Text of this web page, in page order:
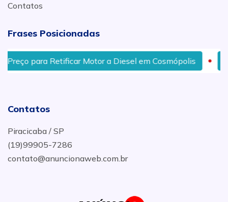
Contatos
Frases Posicionadas
para Retificar Motor a Diesel em Cosmópolis
Contatos
Piracicaba / SP
(19)99905-7286
contato@anuncionaweb.com.br